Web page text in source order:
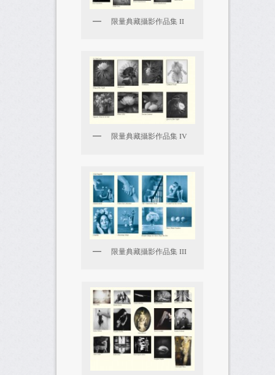
限量典藏攝影作品集 II
限量典藏攝影作品集 IV
限量典藏攝影作品集 III